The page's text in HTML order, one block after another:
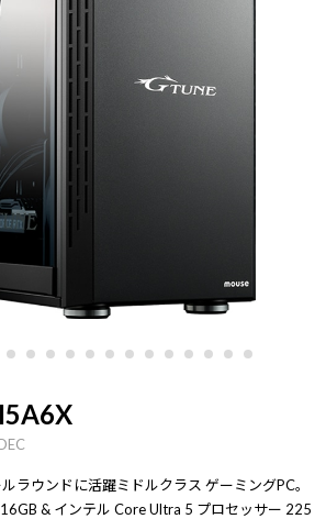
ラウンドに活躍ミドルクラス ゲーミングPC。
& インテル Core Ultra 5 プロセッサー 225